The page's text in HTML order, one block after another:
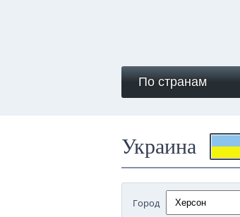
По странам
Украина
Город